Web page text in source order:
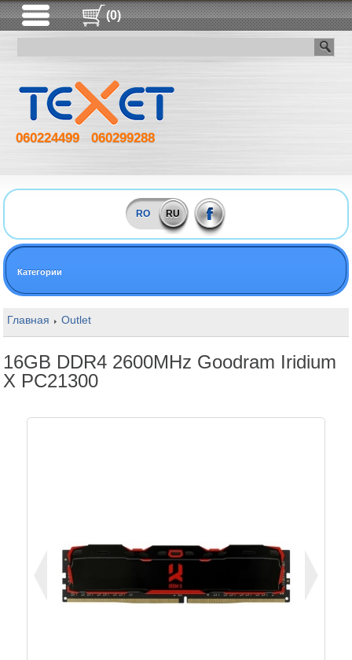
(0)
060224499 060299288
RO RU
Категории
Главная Outlet
16GB DDR4 2600MHz Goodram Iridium
X PC21300